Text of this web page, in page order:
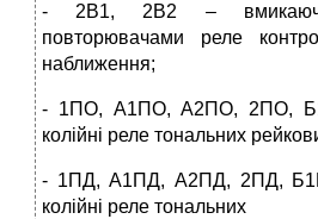
- 2В1, 2В2 – вмикаючі
повторювачами реле
наближення;
- 1ПО, А1ПО, А2ПО, 2ПО,
колійні реле тональних
- 1ПД, А1ПД, А2ПД, 2ПД,
колійні реле тональних